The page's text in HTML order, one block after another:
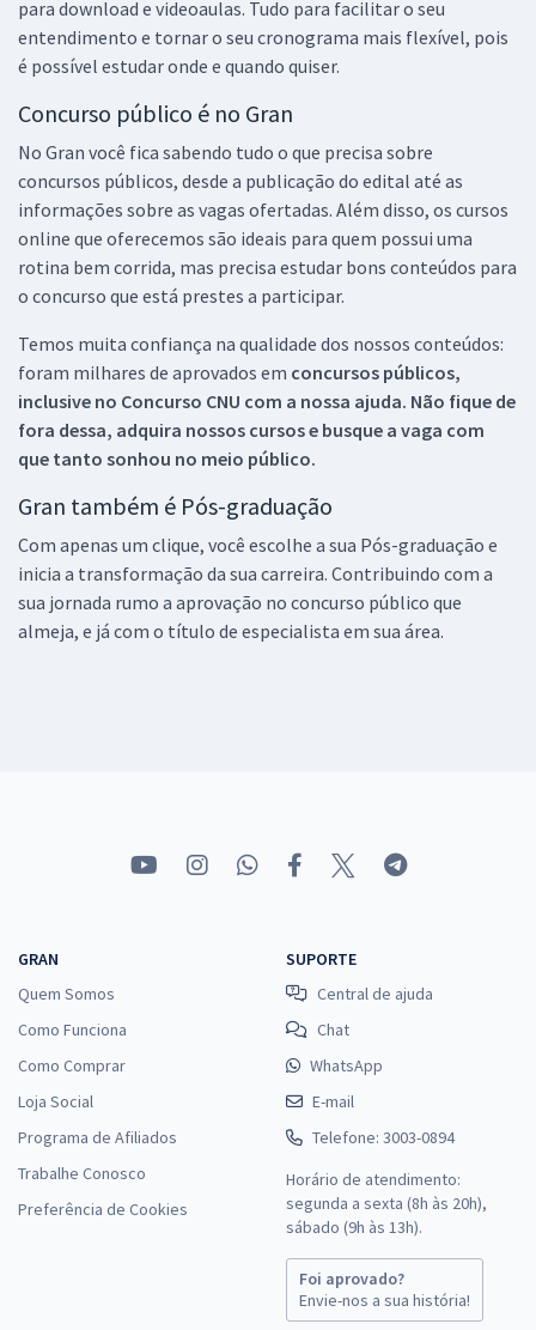
para download e videoaulas. Tudo para facilitar o seu
entendimento e tornar o seu cronograma mais flexível, pois
é possível estudar onde e quando quiser.
Concurso público é no Gran
No Gran você fica sabendo tudo o que precisa sobre
concursos públicos, desde a publicação do edital até as
informações sobre as vagas ofertadas. Além disso, os cursos
online que oferecemos são ideais para quem possui uma
rotina bem corrida, mas precisa estudar bons conteúdos para
o concurso que está prestes a participar.
Temos muita confiança na qualidade dos nossos conteúdos:
foram milhares de aprovados em concursos públicos,
inclusive no Concurso CNU com a nossa ajuda. Não fique de
fora dessa, adquira nossos cursos e busque a vaga com
que tanto sonhou no meio público.
Gran também é Pós-graduação
Com apenas um clique, você escolhe a sua Pós-graduação e
inicia a transformação da sua carreira. Contribuindo com a
sua jornada rumo a aprovação no concurso público que
almeja, e já com o título de especialista em sua área.
GRAN
Quem Somos
Como Funciona
Como Comprar
Loja Social
Programa de Afiliados
Trabalhe Conosco
Preferência de Cookies
SUPORTE
Central de ajuda
Chat
WhatsApp
E-mail
Telefone: 3003-0894
Horário de atendimento:
segunda a sexta (8h às 20h),
sábado (9h às 13h).
Foi aprovado?
Envie-nos a sua história!